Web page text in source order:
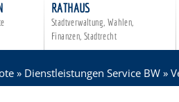
RATHAUS
Stadtverwaltung, Wahlen,
Finanzen, Stadtrecht
» Dienstleistungen Service BW »